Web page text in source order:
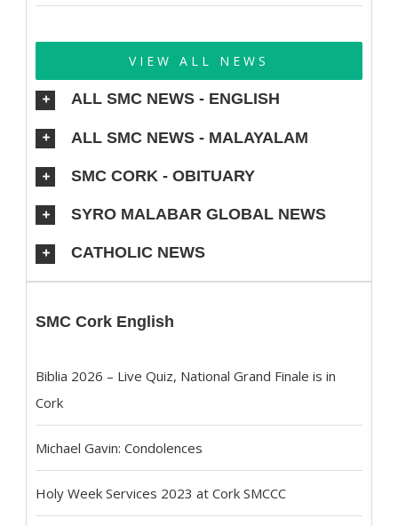
VIEW ALL NEWS
ALL SMC NEWS - ENGLISH
ALL SMC NEWS - MALAYALAM
SMC CORK - OBITUARY
SYRO MALABAR GLOBAL NEWS
CATHOLIC NEWS
SMC Cork English
Biblia 2026 – Live Quiz, National Grand Finale is in
Cork
Michael Gavin: Condolences
Holy Week Services 2023 at Cork SMCCC